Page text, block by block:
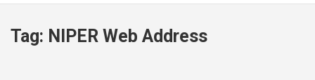
Tag: NIPER Web Address